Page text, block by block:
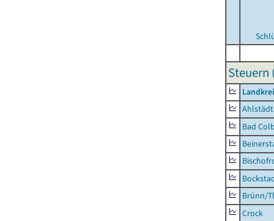
Steuern
Ahlstädt
Bad
Brünn/
Crock